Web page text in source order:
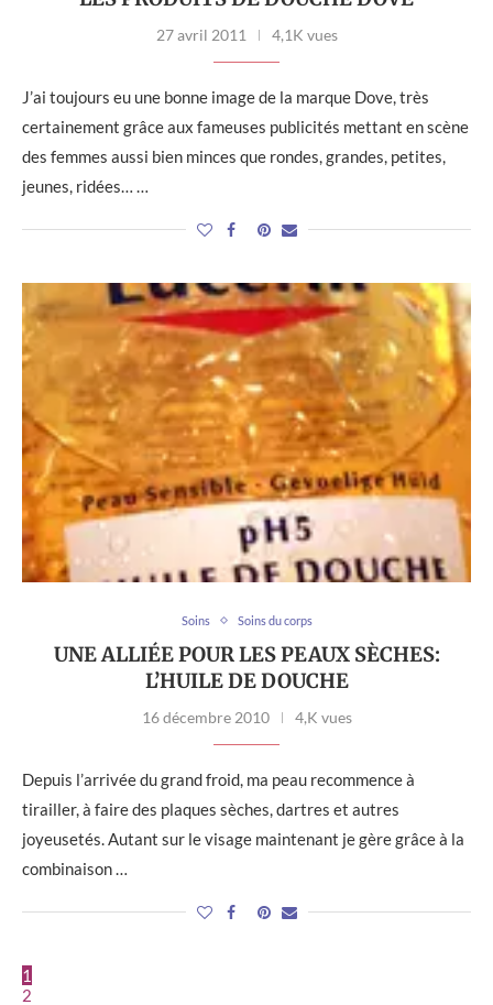
27 avril 2011 4,1K vues
J’ai toujours eu une bonne image de la marque Dove, très
certainement grâce aux fameuses publicités mettant en scène
des femmes aussi bien minces que rondes, grandes, petites,
jeunes, ridées… …
Soins Soins du corps
UNE ALLIÉE POUR LES PEAUX SÈCHES:
L’HUILE DE DOUCHE
16 décembre 2010 4,K vues
Depuis l’arrivée du grand froid, ma peau recommence à
tirailler, à faire des plaques sèches, dartres et autres
joyeusetés. Autant sur le visage maintenant je gère grâce à la
combinaison …
1
2